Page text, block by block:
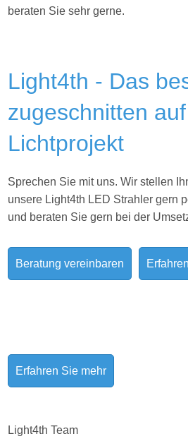
beraten Sie sehr gerne.
Light4th - Das
zugeschnitten
Lichtprojekt
Sprechen Sie mit uns. Wir stellen
unsere Light4th LED Strahler gern
und beraten Sie gern bei der
Beratung vereinbaren
Erfahren Sie mehr
Light4th Team